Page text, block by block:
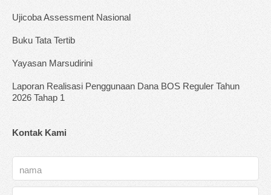
Ujicoba Assessment Nasional
Buku Tata Tertib
Yayasan Marsudirini
Laporan Realisasi Penggunaan Dana BOS Reguler Tahun
2026 Tahap 1
Kontak Kami